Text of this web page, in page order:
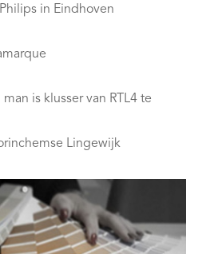
in Eindhoven
is klusser van RTL4 te
Lingewijk